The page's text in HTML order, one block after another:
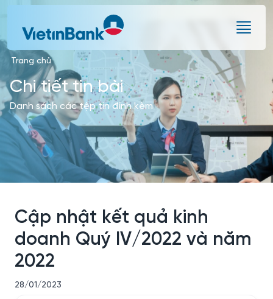
Trang chủ
Chi tiết tin bài
Danh sách các tệp tin đính kèm
Cập nhật kết quả kinh
doanh Quý IV/2022 và năm
2022
28/01/2023